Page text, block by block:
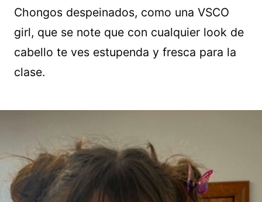
Chongos despeinados, como una VSCO
girl, que se note que con cualquier look de
cabello te ves estupenda y fresca para la
clase.